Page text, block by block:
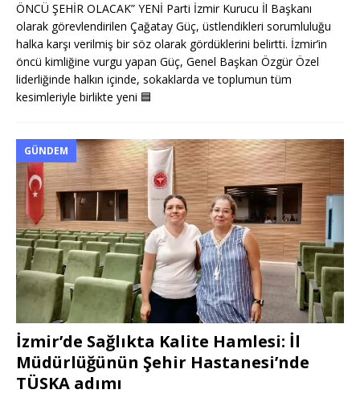
ÖNCÜ ŞEHİR OLACAK” YENİ Parti İzmir Kurucu İl Başkanı
olarak görevlendirilen Çağatay Güç, üstlendikleri sorumluluğu
halka karşı verilmiş bir söz olarak gördüklerini belirtti. İzmir’in
öncü kimliğine vurgu yapan Güç, Genel Başkan Özgür Özel
liderliğinde halkın içinde, sokaklarda ve toplumun tüm
kesimleriyle birlikte yeni 🟦
GÜNDEM
İzmir’de Sağlıkta Kalite Hamlesi: İl
Müdürlüğünün Şehir Hastanesi’nde
TÜSKA adımı